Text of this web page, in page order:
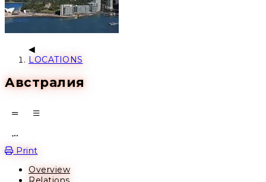
LOCATIONS
Австралия
Print
Overview